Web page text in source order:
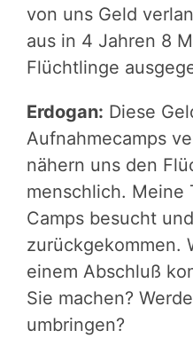
von uns Geld
aus in 4 Jahren 8
Flüchtlinge
Erdogan: Diese
Aufnahmecamps
nähern uns den
menschlich. Meine
Camps besucht
zurückgekommen.
einem Abschluß
Sie machen?
umbringen?